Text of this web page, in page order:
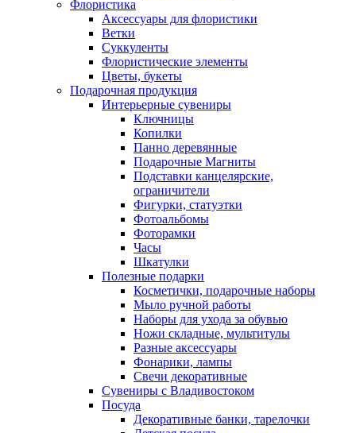
Флористика
Аксессуары для флористики
Ветки
Суккуленты
Флористические элементы
Цветы, букеты
Подарочная продукция
Интерьерные сувениры
Ключницы
Копилки
Панно деревянные
Подарочные Магниты
Подставки канцелярские,
ограничители
Фигурки, статуэтки
Фотоальбомы
Фоторамки
Часы
Шкатулки
Полезные подарки
Косметички, подарочные наборы
Мыло ручной работы
Наборы для ухода за обувью
Ножи складные, мультитулы
Разные аксессуары
Фонарики, лампы
Свечи декоративные
Сувениры с Владивостоком
Посуда
Декоративные банки, тарелочки